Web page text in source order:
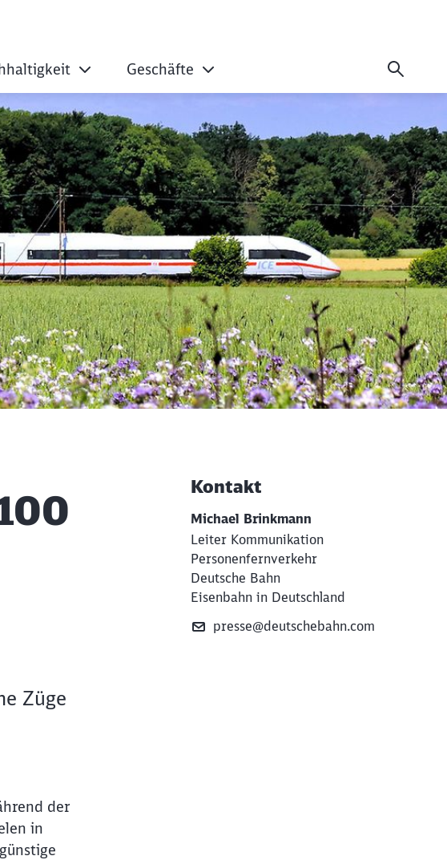
zusätzliche
Geschäfte
Züge
der
in
Weiterführende
Kontakt
Michael Brinkmann
Leiter Kommunikation
Personenfernverkehr
Deutsche Bahn
Eisenbahn in Deutschland
presse@deutschebahn.com